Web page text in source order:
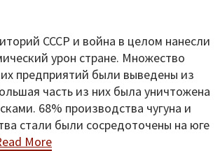
СССР и война в целом нанесли
урон стране. Множество
предприятий были выведены из
часть из них была уничтожена
68% производства чугуна и
стали были сосредоточены на юге
More